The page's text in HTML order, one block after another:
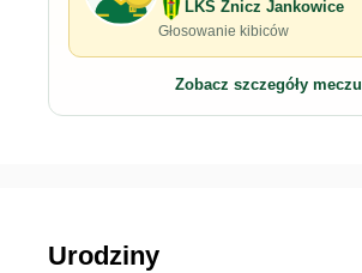
LKS Znicz Jankowice
Głosowanie kibiców
Zobacz szczegóły meczu
Urodziny